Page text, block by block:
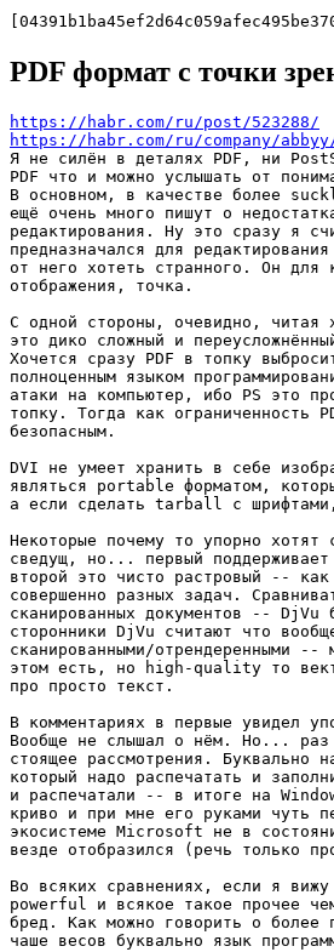
PDF формат с точки
https://habr.com/ru/post/523288/
https://habr.com/ru/company/
Я не силён в деталях PDF, ни
PDF что и можно услышать от
В основном, в качестве более
ещё очень много пишут о
редактирования. Ну это сразу я
предназначался для
от него хотеть странного. Он для
отображения, точка.
С одной стороны, очевидно,
это дико сложный и
Хочется сразу PDF в топку
полноценным языком
атаки на компьютер, ибо PS это
топку. Тогда как ограниченность
безопасным.
DVI не умеет хранить в себе
являться portable форматом,
а если сделать tarball с
Некоторые почему то упорно
сведущ, но... первый
второй это чисто растровый --
совершенно разных задач.
сканированных документов --
сторонники DjVu считают что
сканированными/отрендеренными
этом есть, но high-quality то
про просто текст.
В комментариях в первые увидел
Вообще не слышал о нём. Но...
стоящее рассмотрения. Буквально
который надо распечатать и
и распечатали -- в итоге на
криво и при мне его руками чуть
экосистеме Microsoft не в
везде отобразился (речь только
Во всяких сравнениях, если я
powerful и всякое такое прочее
бред. Как можно говорить о более
чаше весов буквально язык